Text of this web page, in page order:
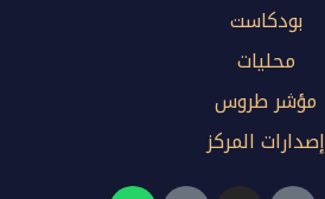
بودكاست
محليات
مؤشر طروس
إصدارات المركز